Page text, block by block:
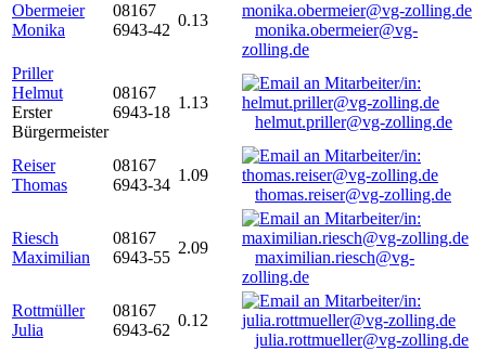
Obermeier
Monika
08167
6943-42
0.13
monika.obermeier@vg-
zolling.de
Priller
Helmut
Erster
Bürgermeister
08167
6943-18
1.13
helmut.priller@vg-zolling.de
Reiser
Thomas
08167
6943-34
1.09
thomas.reiser@vg-zolling.de
Riesch
Maximilian
08167
6943-55
2.09
maximilian.riesch@vg-
zolling.de
Rottmüller
Julia
08167
6943-62
0.12
julia.rottmueller@vg-zolling.de